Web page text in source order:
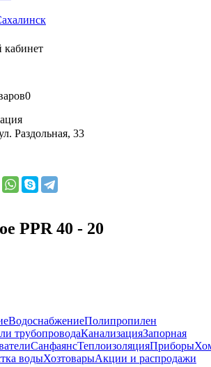
0
Раздольная, 33
PPR 40 - 20
ВодоснабжениеПолипропилен
трубопроводаКанализацияЗапорная
СанфаянсТеплоизоляцияПриборы
водыХозтоварыАкции и распродажи